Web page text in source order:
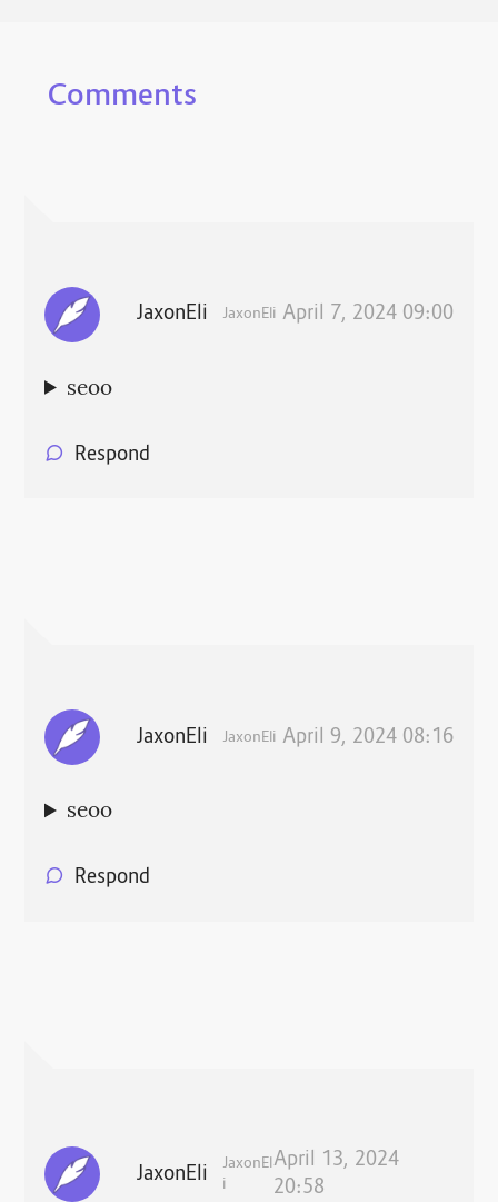
Comments
JaxonEli JaxonEli April 7, 2024 09:00
seoo
Respond
JaxonEli JaxonEli April 9, 2024 08:16
seoo
Respond
JaxonEli
JaxonEl
i
April 13, 2024
20:58